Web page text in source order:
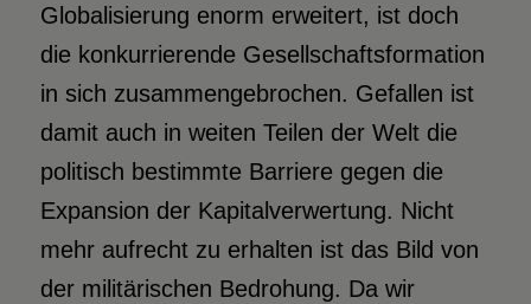
Globalisierung enorm erweitert, ist doch
die konkurrierende Gesellschaftsformation
in sich zusammengebrochen. Gefallen ist
damit auch in weiten Teilen der Welt die
politisch bestimmte Barriere gegen die
Expansion der Kapitalverwertung. Nicht
mehr aufrecht zu erhalten ist das Bild von
der militärischen Bedrohung. Da wir